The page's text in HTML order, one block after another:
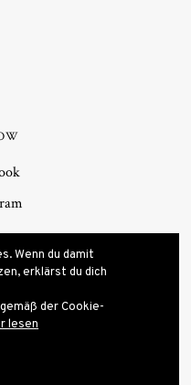
Wenn du damit
erklärst du dich
der Cookie-
lesen